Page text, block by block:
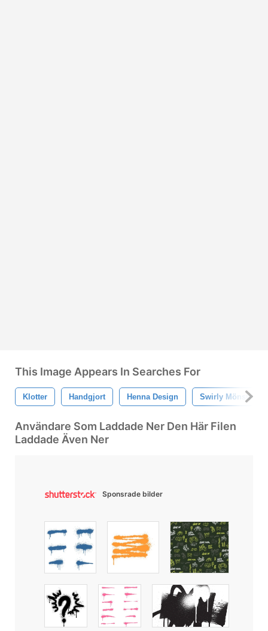
This Image Appears In Searches For
Klotter Handgjort Henna Design Swirly Mönster
Användare Som Laddade Ner Den Här Filen
Laddade Även Ner
Sponsrade bilder